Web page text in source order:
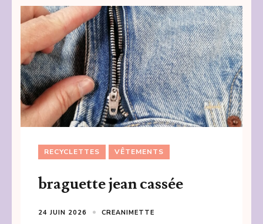
RECYCLETTES VÊTEMENTS
braguette jean cassée
24 JUIN 2026
CREANIMETTE